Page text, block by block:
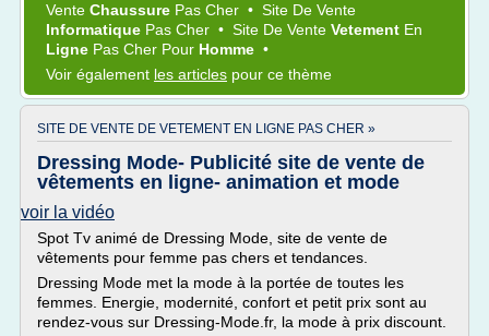
Vente Chaussure Pas Cher • Site De Vente
Informatique Pas Cher • Site De Vente Vetement En
Ligne Pas Cher Pour Homme •
Voir également les articles pour ce thème
SITE DE VENTE DE VETEMENT EN LIGNE PAS CHER »
Dressing Mode- Publicité site de vente de
vêtements en ligne- animation et mode
voir la vidéo
Spot Tv animé de Dressing Mode, site de vente de
vêtements pour femme pas chers et tendances.
Dressing Mode met la mode à la portée de toutes les
femmes. Energie, modernité, confort et petit prix sont au
rendez-vous sur Dressing-Mode.fr, la mode à prix discount.